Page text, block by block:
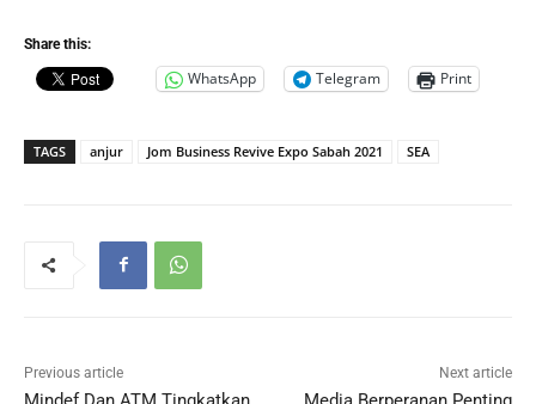
Share this:
WhatsApp Telegram Print
TAGS anjur Jom Business Revive Expo Sabah 2021 SEA
Previous article Next article